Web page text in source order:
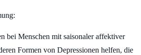
bei Menschen mit saisonaler affektiver
Formen von Depressionen helfen, die